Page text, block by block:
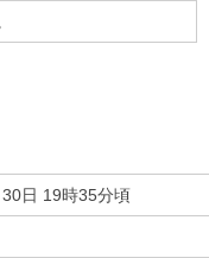
日 19時35分頃